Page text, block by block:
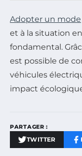
Adopter un mode
et à la situation
fondamental.
est possible de
véhicules
impact
PARTAGER :
TWITTER